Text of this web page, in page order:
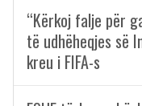
“Kërkoj falje për
të udhëheqjes së
kreu i FIFA-s